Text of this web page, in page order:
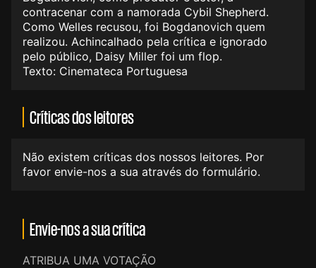
contracenar com a namorada Cybil Shepherd.
Como Welles recusou, foi Bogdanovich quem
realizou. Achincalhado pela crítica e ignorado
pelo público, Daisy Miller foi um flop.
Texto: Cinemateca Portuguesa
Críticas dos leitores
Não existem críticas dos nossos leitores. Por
favor envie-nos a sua através do formulário.
Envie-nos a sua crítica
ATRIBUA UMA VOTAÇÃO